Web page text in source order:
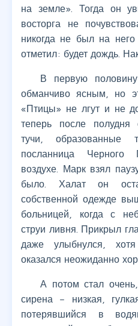
на земле». Тогда он
восторга не
никогда не был на
отметил: будет дождь.
В первую
обманчиво ясным, но
«Птицы» не лгут и не
теперь после полудня
тучи, образованные
посланница
воздухе. Марк взял
было. Халат он
собственной одежде
больницей, когда с
струи ливня. Прикрыл
даже улыбнулся,
оказался неожиданно
А потом стал
сирена – низкая,
потерявшийся в